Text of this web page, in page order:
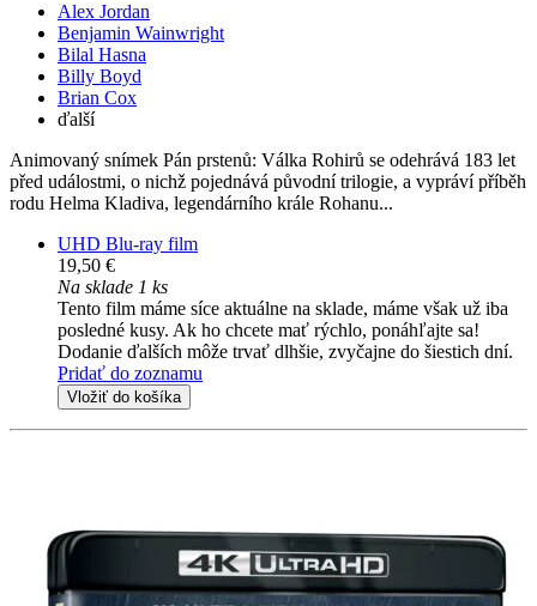
Alex Jordan
Benjamin Wainwright
Bilal Hasna
Billy Boyd
Brian Cox
ďalší
Animovaný snímek Pán prstenů: Válka Rohirů se odehrává 183 let
před událostmi, o nichž pojednává původní trilogie, a vypráví příběh
rodu Helma Kladiva, legendárního krále Rohanu...
UHD Blu-ray film
19,50 €
Na sklade 1 ks
Tento film máme síce aktuálne na sklade, máme však už iba
posledné kusy. Ak ho chcete mať rýchlo, ponáhľajte sa!
Dodanie ďalších môže trvať dlhšie, zvyčajne do šiestich dní.
Pridať do zoznamu
Vložiť do košíka